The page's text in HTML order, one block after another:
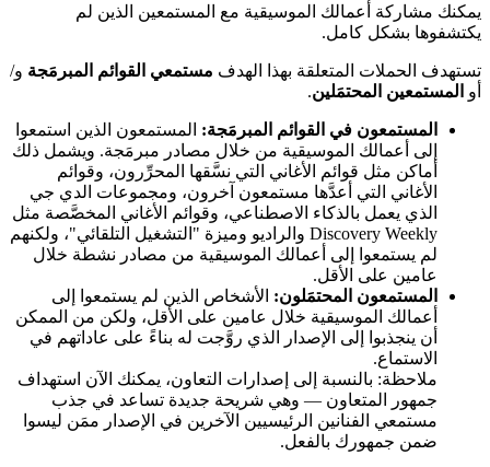
يمكنك مشاركة أعمالك الموسيقية مع المستمعين الذين لم
يكتشفوها بشكل كامل.
تستهدف الحملات المتعلقة بهذا الهدف مستمعي القوائم المبرمَجة و/
أو المستمعين المحتمَلين.
المستمعون في القوائم المبرمَجة: المستمعون الذين استمعوا
إلى أعمالك الموسيقية من خلال مصادر مبرمَجة. ويشمل ذلك
أماكن مثل قوائم الأغاني التي نسَّقها المحرِّرون، وقوائم
الأغاني التي أعدَّها مستمعون آخرون، ومجموعات الدي جي
الذي يعمل بالذكاء الاصطناعي، وقوائم الأغاني المخصَّصة مثل
Discovery Weekly والراديو وميزة "التشغيل التلقائي"، ولكنهم
لم يستمعوا إلى أعمالك الموسيقية من مصادر نشطة خلال
عامين على الأقل.
المستمعون المحتمَلون: الأشخاص الذين لم يستمعوا إلى
أعمالك الموسيقية خلال عامين على الأقل، ولكن من الممكن
أن ينجذبوا إلى الإصدار الذي روَّجت له بناءً على عاداتهم في
الاستماع.
ملاحظة: بالنسبة إلى إصدارات التعاون، يمكنك الآن استهداف
جمهور المتعاون — وهي شريحة جديدة تساعد في جذب
مستمعي الفنانين الرئيسيين الآخرين في الإصدار ممَن ليسوا
ضمن جمهورك بالفعل.